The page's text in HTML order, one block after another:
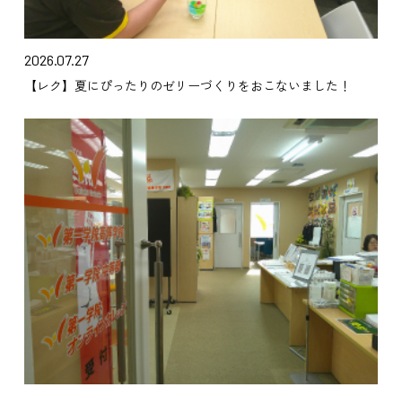
2026.07.27
【レク】夏にぴったりのゼリーづくりをおこないました！